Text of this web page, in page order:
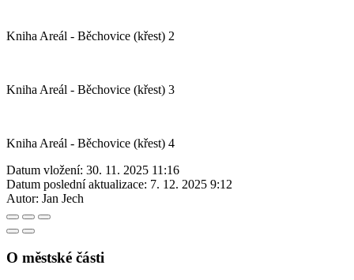
Kniha Areál - Běchovice (křest) 2
Kniha Areál - Běchovice (křest) 3
Kniha Areál - Běchovice (křest) 4
Datum vložení: 30. 11. 2025 11:16
Datum poslední aktualizace: 7. 12. 2025 9:12
Autor: Jan Jech
O městské části